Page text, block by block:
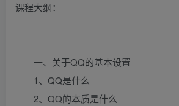
课程大纲：
一、关于QQ的基本设置
1、QQ是什么
2、QQ的本质是什么